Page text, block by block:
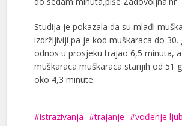
Studija je pokazala da su mlađi
izdržljiviji pa je kod muškaraca do 30.
odnos u prosjeku trajao 6,5 minuta,
muškaraca muškaraca starijih od 51
oko 4,3 minute.
istrazivanja trajanje vođenje